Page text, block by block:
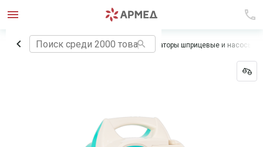
Главная Медицинское оборудование Дозаторы шприцевые и насосы